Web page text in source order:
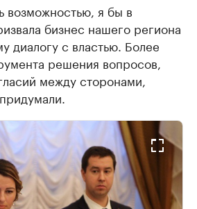
возможностью, я бы в
бизнес нашего региона
диалогу с властью. Более
решения вопросов,
между сторонами,